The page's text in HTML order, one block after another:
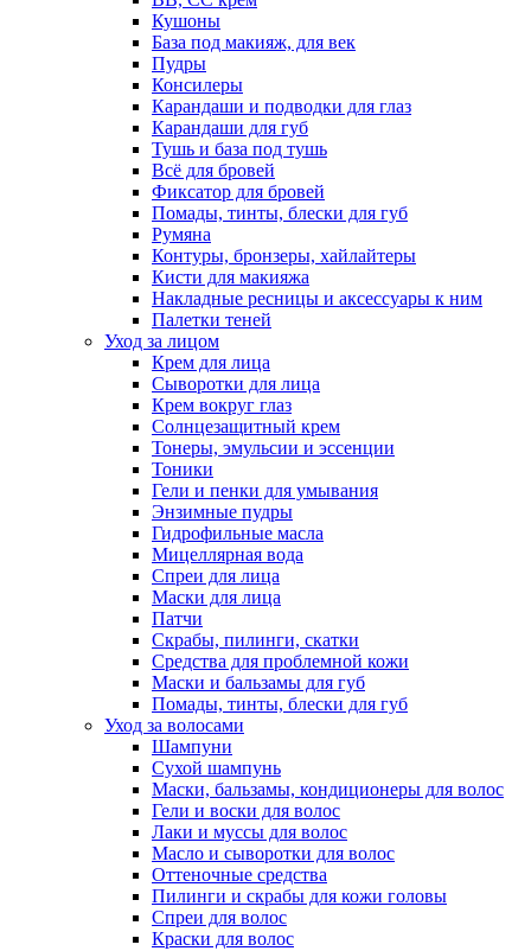
Кушоны
База под макияж, для век
Пудры
Консилеры
Карандаши и подводки для глаз
Карандаши для губ
Тушь и база под тушь
Всё для бровей
Фиксатор для бровей
Помады, тинты, блески для губ
Румяна
Контуры, бронзеры, хайлайтеры
Кисти для макияжа
Накладные ресницы и аксессуары к ним
Палетки теней
Уход за лицом
Крем для лица
Сыворотки для лица
Крем вокруг глаз
Солнцезащитный крем
Тонеры, эмульсии и эссенции
Тоники
Гели и пенки для умывания
Энзимные пудры
Гидрофильные масла
Мицеллярная вода
Спреи для лица
Маски для лица
Патчи
Скрабы, пилинги, скатки
Средства для проблемной кожи
Маски и бальзамы для губ
Помады, тинты, блески для губ
Уход за волосами
Шампуни
Сухой шампунь
Маски, бальзамы, кондиционеры для волос
Гели и воски для волос
Лаки и муссы для волос
Масло и сыворотки для волос
Оттеночные средства
Пилинги и скрабы для кожи головы
Спреи для волос
Краски для волос